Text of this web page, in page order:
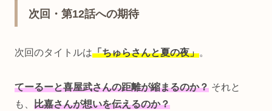
次回・第12話への期待
次回のタイトルは「ちゅらさんと夏の夜」。
てーるーと喜屋武さんの距離が縮まるのか？ それと
も、 比嘉さんが想いを伝えるのか？